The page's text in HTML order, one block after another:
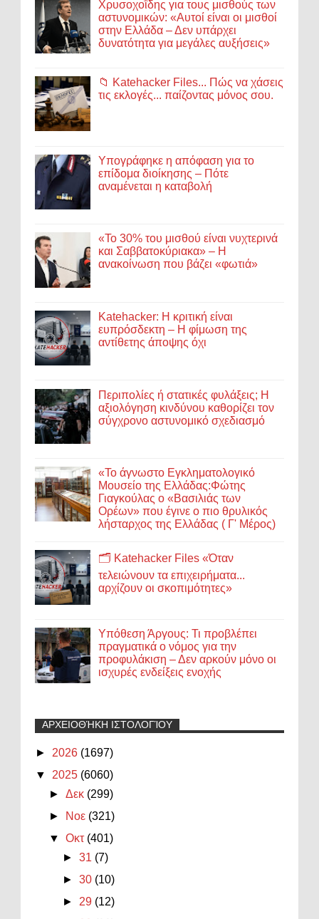
Χρυσοχοΐδης για τους μισθούς των
αστυνομικών: «Αυτοί είναι οι μισθοί
στην Ελλάδα – Δεν υπάρχει
δυνατότητα για μεγάλες αυξήσεις»
📁 Katehacker Files... Πώς να χάσεις
τις εκλογές... παίζοντας μόνος σου.
Υπογράφηκε η απόφαση για το
επίδομα διοίκησης – Πότε
αναμένεται η καταβολή
«Το 30% του μισθού είναι νυχτερινά
και Σαββατοκύριακα» – Η
ανακοίνωση που βάζει «φωτιά»
Katehacker: Η κριτική είναι
ευπρόσδεκτη – Η φίμωση της
αντίθετης άποψης όχι
Περιπολίες ή στατικές φυλάξεις; Η
αξιολόγηση κινδύνου καθορίζει τον
σύγχρονο αστυνομικό σχεδιασμό
«Το άγνωστο Εγκληματολογικό
Μουσείο της Ελλάδας:Φώτης
Γιαγκούλας ο «Βασιλιάς των
Ορέων» που έγινε ο πιο θρυλικός
λήσταρχος της Ελλάδας ( Γ' Μέρος)
🗂️ Katehacker Files «Όταν
τελειώνουν τα επιχειρήματα...
αρχίζουν οι σκοπιμότητες»
Υπόθεση Άργους: Τι προβλέπει
πραγματικά ο νόμος για την
προφυλάκιση – Δεν αρκούν μόνο οι
ισχυρές ενδείξεις ενοχής
ΑΡΧΕΙΟΘΉΚΗ ΙΣΤΟΛΟΓΊΟΥ
► 2026 (1697)
▼ 2025 (6060)
►Δεκ (299)
►
Νοε (321)
▼Οκτ (401)
►31 (7)
►30 (10)
► 29 (12)